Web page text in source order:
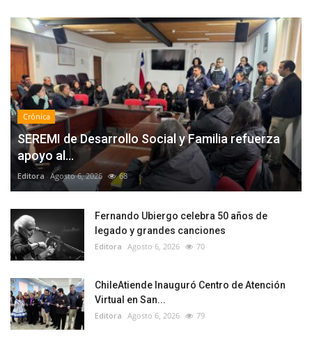
Crónica
SEREMI de Desarrollo Social y Familia refuerza
apoyo al...
Editora Agosto 6, 2026 68
Fernando Ubiergo celebra 50 años de
legado y grandes canciones
Editora Agosto 6, 2026 70
ChileAtiende Inauguró Centro de Atención
Virtual en San...
Editora Agosto 6, 2026 79